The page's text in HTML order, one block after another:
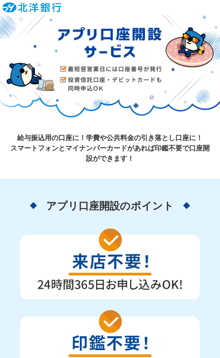
給与振込用の口座に！学費や公共料金の引き落とし口座に！
スマートフォンとマイナンバーカードがあれば印鑑不要で口座開
設ができます！
アプリ口座開設のポイント